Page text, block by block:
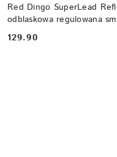
Red Dingo SuperLead
odblaskowa regulowana
Cena:
129.90